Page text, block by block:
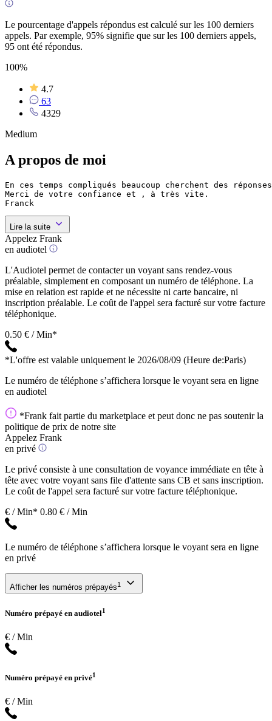
Le pourcentage d'appels répondus est calculé sur les 100 derniers
appels. Par exemple, 95% signifie que sur les 100 derniers appels,
95 ont été répondus.
100%
4.7
63
4329
Medium
A propos de moi
En ces temps compliqués beaucoup cherchent des
Merci de votre confiance et , à très vite.
Franck
Lire la suite
Appelez Frank
en audiotel
L'Audiotel permet de contacter un voyant sans rendez-vous
préalable, simplement en composant un numéro de téléphone. La
mise en relation est rapide et ne nécessite ni carte bancaire, ni
inscription préalable. Le coût de l'appel sera facturé sur votre facture
téléphonique.
0.50 € / Min*
*L'offre est valable uniquement le 2026/08/09 (Heure de:Paris)
Le numéro de téléphone s’affichera lorsque le voyant sera en ligne
en audiotel
*Frank fait partie du marketplace et peut donc ne pas soutenir la
politique de prix de notre site
Appelez Frank
en privé
Le privé consiste à une consultation de voyance immédiate en tête à
tête avec votre voyant sans file d'attente sans CB et sans inscription.
Le coût de l'appel sera facturé sur votre facture téléphonique.
€ / Min* 0.80 € / Min
Le numéro de téléphone s’affichera lorsque le voyant sera en ligne
en privé
Afficher les numéros prépayés1
Numéro prépayé en audiotel1
€ / Min
Numéro prépayé en privé1
€ / Min